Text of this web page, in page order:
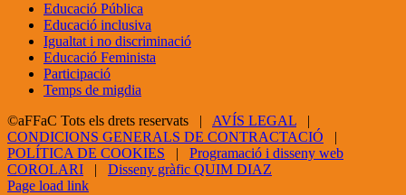
Educació Pública
Educació inclusiva
Igualtat i no discriminació
Educació Feminista
Participació
Temps de migdia
©aFFaC Tots els drets reservats | AVÍS LEGAL |
CONDICIONS GENERALS DE CONTRACTACIÓ |
POLÍTICA DE COOKIES | Programació i disseny web
COROLARI | Disseny gràfic QUIM DIAZ
Facebook
X
YouTube
Page load link